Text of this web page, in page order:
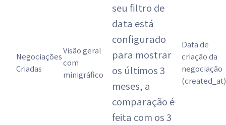
Negociações
Criadas
Visão geral
com
minigráfico
seu filtro de
data está
configurado
para mostrar
os últimos 3
meses, a
comparação é
feita com os 3
Data de
criação da
negociação
(created_at)